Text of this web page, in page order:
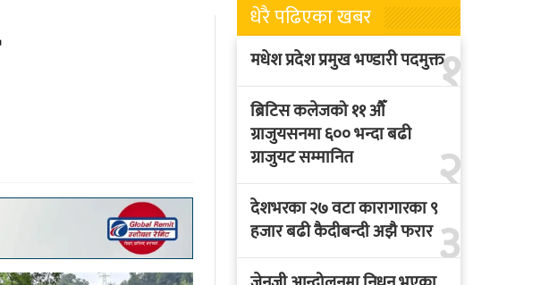
धेरै पढिएका खबर
१
मधेश प्रदेश प्रमुख भण्डारी पदमुक्त
२
ब्रिटिस कलेजको ११ औँ
ग्राजुयसनमा ६०० भन्दा बढी
ग्राजुयट सम्मानित
३
देशभरका २७ वटा कारागारका ९
हजार बढी कैदीबन्दी अझै फरार